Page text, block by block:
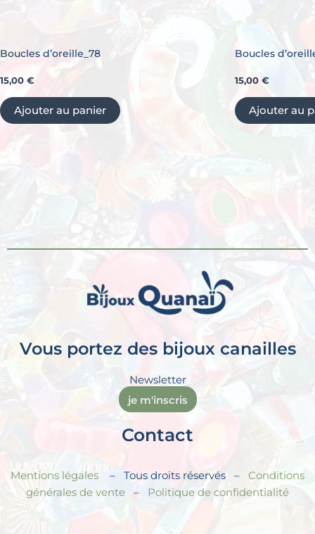
Boucles d’oreille_78
15,00 €
Ajouter au panier
Boucles
15,00 €
Ajouter au
Vous portez des bijoux canailles
Newsletter
je m'inscris
Contact
Mentions légales – Tous droits réservés – Conditions
générales de vente – Politique de confidentialité